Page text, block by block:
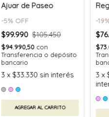
Ajuar de Paseo
-5% OFF
$99.990 $105.450
$94.990,50 con
Transferencia o depósito
bancario
3 x $33.330 sin interés
AGREGAR AL CARRITO
-19
3 x